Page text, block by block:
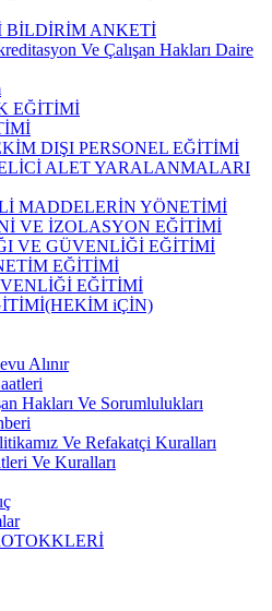
BİLDİRİM ANKETİ
Ve Çalışan Hakları Daire
EĞİTİMİ
DIŞI PERSONEL EĞİTİMİ
ALET YARALANMALARI
MADDELERİN YÖNETİMİ
VE İZOLASYON EĞİTİMİ
VE GÜVENLİĞİ EĞİTİMİ
EĞİTİMİ
EĞİTİMİ
iÇİN)
Alınır
Hakları Ve Sorumlulukları
Ve Refakatçi Kuralları
Ve Kuralları